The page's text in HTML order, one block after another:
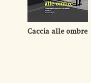
Caccia alle ombre